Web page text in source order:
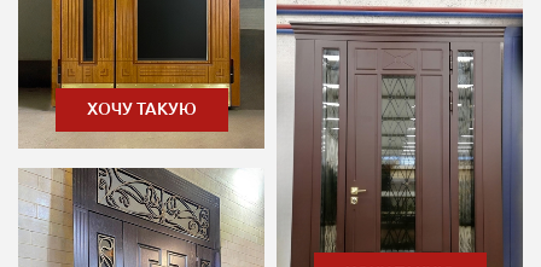
ХОЧУ ТАКУЮ